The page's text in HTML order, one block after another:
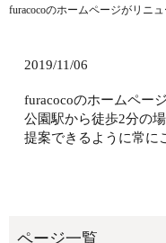
furacocoのホームページがリニュ
2019/11/06
furacocoのホームペー
公園駅から徒歩2分の
提案できるように常に